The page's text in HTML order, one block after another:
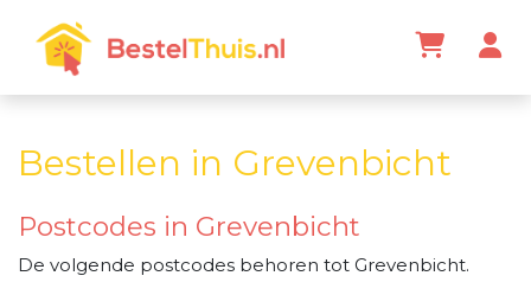
Bestellen in Grevenbicht
Postcodes in Grevenbicht
De volgende postcodes behoren tot Grevenbicht.